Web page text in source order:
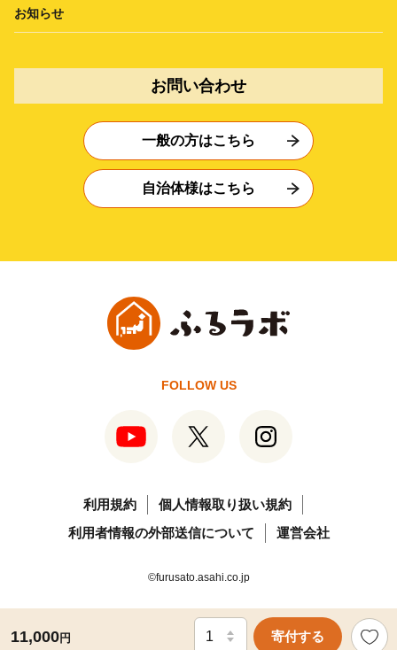
11,000円 寄付する
お知らせ
お問い合わせ
一般の方はこちら
自治体様はこちら
FOLLOW US
利用規約
個人情報取り扱い規約
利用者情報の外部送信について
運営会社
©furusato.asahi.co.jp